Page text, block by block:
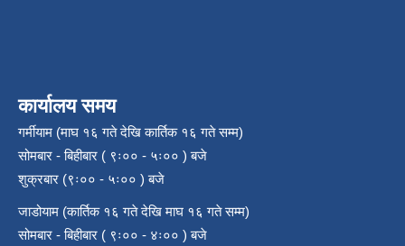
कार्यालय समय
गर्मीयाम (माघ १६ गते देखि कार्तिक १६ गते सम्म)
सोमबार - बिहीबार ( ९ः०० - ५ः०० ) बजे
शुक्रबार (९ः०० - ५ः०० ) बजे
जाडोयाम (कार्तिक १६ गते देखि माघ १६ गते सम्म)
सोमबार - बिहीबार ( ९ः०० - ४ः०० ) बजे